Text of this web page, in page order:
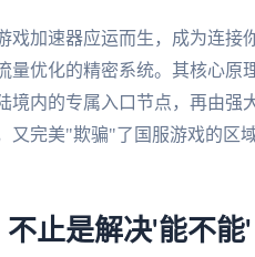
戏加速器应运而生，成为连
量优化的精密系统。其核心
境内的专属入口节点，再由
又完美"欺骗"了国服游戏的区
止是解决'能不能'